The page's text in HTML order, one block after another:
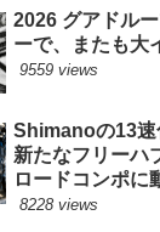
2026 グアドル
ーで、またも大
9559 views
Shimanoの13速
新たなフリーハ
ロードコンポに
8228 views